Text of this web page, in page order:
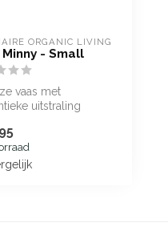
ORGANIC LIVING
Minny - Small
vaas met
uitstraling